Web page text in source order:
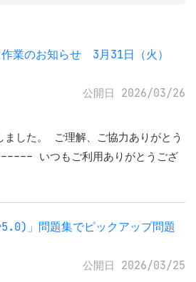
作業のお知らせ 3月31日（火）
公開日 2026/03/26
ました。 ご理解、ご協力ありがとう
いつもご利用ありがとうござ
」問題集でピックアップ問題
公開日 2026/03/25